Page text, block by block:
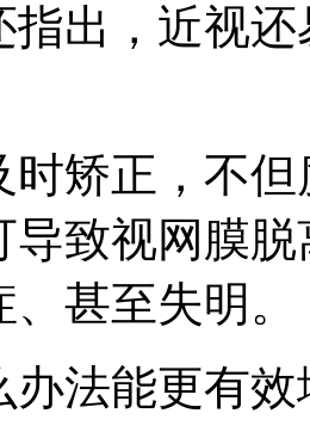
指出，近视
时矫正，不
导致视网膜
甚至失明。
办法能更有